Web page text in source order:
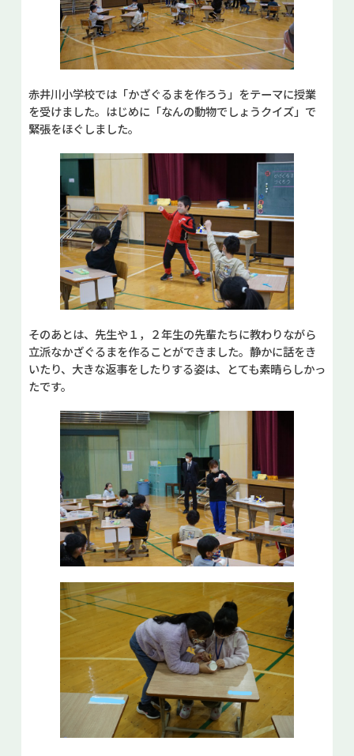
赤井川小学校では「かざぐるまを作ろう」をテーマに授業
を受けました。はじめに「なんの動物でしょうクイズ」で
緊張をほぐしました。
そのあとは、先生や１，２年生の先輩たちに教わりながら
立派なかざぐるまを作ることができました。静かに話をき
いたり、大きな返事をしたりする姿は、とても素晴らしかっ
たです。